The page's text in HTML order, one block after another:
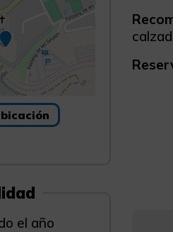
el año